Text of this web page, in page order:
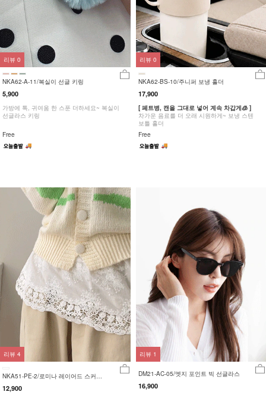
NKA62-A-11/복실이 선글 키링
5,900
가방에 톡, 귀여움 한 스푼 더하세요~ 복실이
선글라스 키링
Free
리뷰 0
NKA62-BS-10/주니퍼 보냉 홀더
17,900
[ 페트병, 캔을 그대로 넣어 계속 차갑게🧊 ]
차가운 음료를 더 오래 시원하게~ 보냉 스텐
보틀 홀더
Free
리뷰 0
NKA51-PE-2/로미나 레이어드 스커트
_DY
12,900
리뷰 4
DM21-AC-05/엣지 포인트 빅 선글라스
16,900
리뷰 1